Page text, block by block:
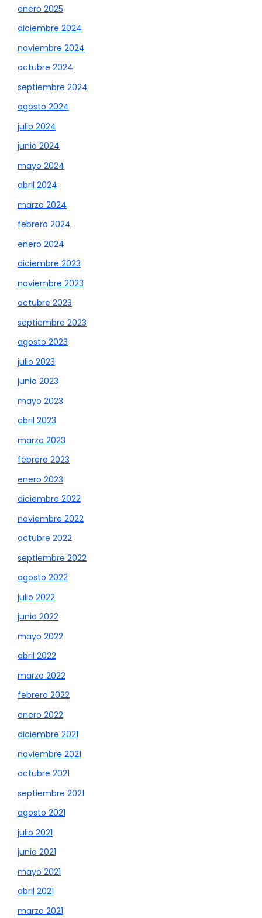
enero 2025
diciembre 2024
noviembre 2024
octubre 2024
septiembre 2024
agosto 2024
julio 2024
junio 2024
mayo 2024
abril 2024
marzo 2024
febrero 2024
enero 2024
diciembre 2023
noviembre 2023
octubre 2023
septiembre 2023
agosto 2023
julio 2023
junio 2023
mayo 2023
abril 2023
marzo 2023
febrero 2023
enero 2023
diciembre 2022
noviembre 2022
octubre 2022
septiembre 2022
agosto 2022
julio 2022
junio 2022
mayo 2022
abril 2022
marzo 2022
febrero 2022
enero 2022
diciembre 2021
noviembre 2021
octubre 2021
septiembre 2021
agosto 2021
julio 2021
junio 2021
mayo 2021
abril 2021
marzo 2021